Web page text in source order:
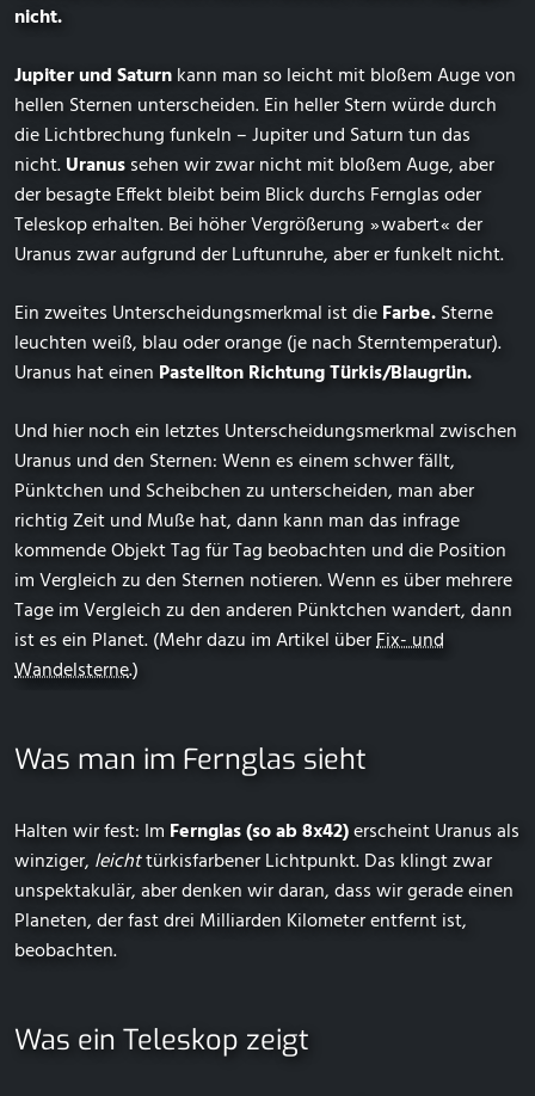
nicht.
Jupiter und Saturnkann man so leicht mit bloßem Auge von
hellen Sternen unterscheiden. Ein heller Stern würde durch
die Lichtbrechung funkeln – Jupiter und Saturn tun das
nicht.Uranussehen wir zwar nicht mit bloßem Auge, aber
der besagte Effekt bleibt beim Blick durchs Fernglas oder
Teleskop erhalten. Bei höher Vergrößerung ⁠ ⁠»⁠ ⁠wabert⁠ ⁠«⁠ ⁠ der
Uranus zwar aufgrund der Luftunruhe, aber er funkelt nicht.
Ein zweites Unterscheidungsmerkmal ist dieFarbe.Sterne
leuchten weiß, blau oder orange (je nach Sterntemperatur).
Uranus hat einen Pastellton Richtung Türkis/Blaugrün.
Und hier noch ein letztes Unterscheidungsmerkmal zwischen
Uranus und den Sternen: Wenn es einem schwer fällt,
Pünktchen und Scheibchen zu unterscheiden, man aber
richtig Zeit und Muße hat, dann kann man das infrage
kommende Objekt Tag für Tag beobachten und die Position
im Vergleich zu den Sternen notieren. Wenn es über mehrere
Tage im Vergleich zu den anderen Pünktchen wandert, dann
ist es ein Planet. (Mehr dazu im Artikel überFix- und
Wandelsterne.)
Was man im Fernglas sieht
Halten wir fest: Im Fernglas (so ab 8x42)erscheint Uranus als
winziger, leichttürkisfarbener Lichtpunkt. Das klingt zwar
unspektakulär, aber denken wir daran, dass wir gerade einen
Planeten, der fast drei Milliarden Kilometer entfernt ist,
beobachten.
Was ein Teleskop zeigt